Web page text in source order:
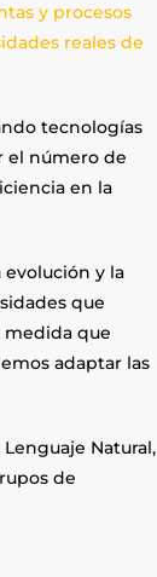
y procesos
reales de
tecnologías
el número de
en la
evolución y la
que
medida que
adaptar las
Natural,
de